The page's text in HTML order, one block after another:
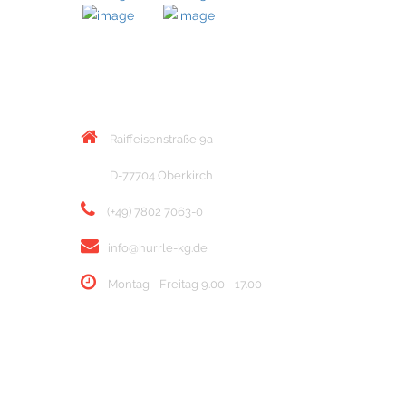
Raiffeisenstraße 9a
D-77704 Oberkirch
(+49) 7802 7063-0
info@hurrle-kg.de
Montag - Freitag 9.00 - 17.00